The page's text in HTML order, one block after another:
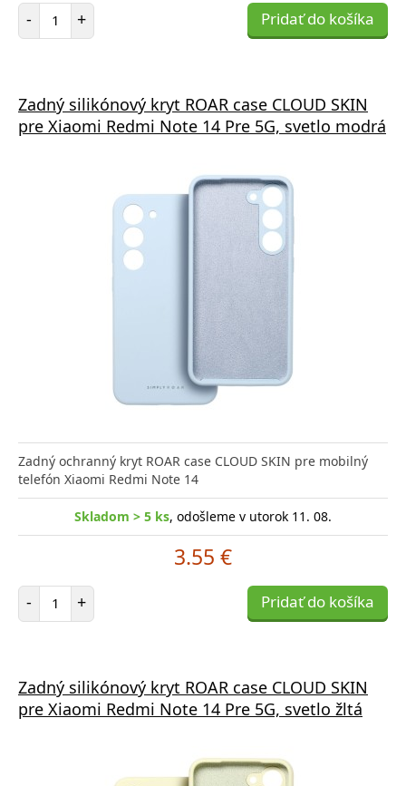
- Počet položiek
+ Pridať do košíka
Zadný silikónový kryt ROAR case CLOUD SKIN
pre Xiaomi Redmi Note 14 Pre 5G, svetlo modrá
Zadný ochranný kryt ROAR case CLOUD SKIN pre mobilný
telefón Xiaomi Redmi Note 14
Skladom > 5 ks, odošleme v utorok 11. 08.
3.55 €
- Počet položiek
+ Pridať do košíka
Zadný silikónový kryt ROAR case CLOUD SKIN
pre Xiaomi Redmi Note 14 Pre 5G, svetlo žltá